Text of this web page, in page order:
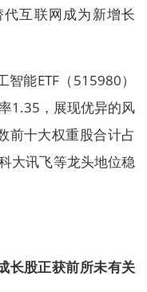
互联网成为新增长
能ETF（515980）
1.35，展现优异的风
前十大权重股合计占
大讯飞等龙头地位稳
长股正获前所未有关